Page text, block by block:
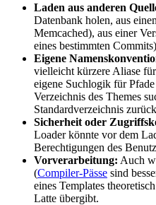
Laden aus anderen
Datenbank holen, aus
Memcached), aus einer
eines bestimmten
Eigene
vielleicht kürzere Aliase
eigene Suchlogik für
Verzeichnis des Themes
Standardverzeichnis
Sicherheit oder
Loader könnte vor dem
Berechtigungen des
Vorverarbeitung: Auch
(Compiler-Pässe sind
eines Templates
Latte übergibt.